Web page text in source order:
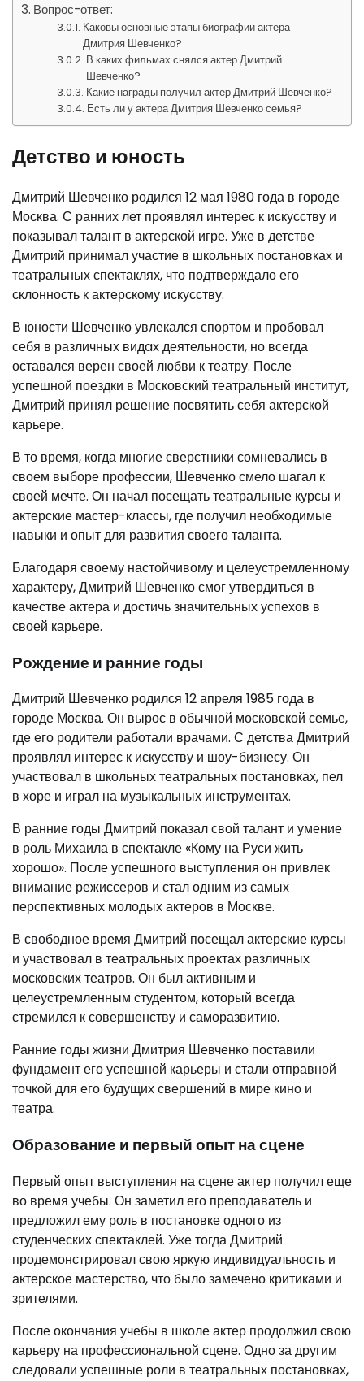
Вопрос-ответ:
Каковы основные этапы биографии актера
Дмитрия Шевченко?
В каких фильмах снялся актер Дмитрий
Шевченко?
Какие награды получил актер Дмитрий Шевченко?
Есть ли у актера Дмитрия Шевченко семья?
Детство и юность
Дмитрий Шевченко родился 12 мая 1980 года в городе
Москва. С ранних лет проявлял интерес к искусству и
показывал талант в актерской игре. Уже в детстве
Дмитрий принимал участие в школьных постановках и
театральных спектаклях, что подтверждало его
склонность к актерскому искусству.
В юности Шевченко увлекался спортом и пробовал
себя в различных видaх деятельности, но всегда
оставался верен своей любви к театру. После
успешной поездки в Московский театральный институт,
Дмитрий принял решение посвятить себя актерской
карьере.
В то время, когда многие сверстники сомневались в
своем выборе профессии, Шевченко смело шагал к
своей мечте. Он начал посещать театральные курсы и
актерские мастер-классы, где получил необходимые
навыки и опыт для развития своего таланта.
Благодаря своему настойчивому и целеустремленному
характеру, Дмитрий Шевченко смог утвердиться в
качестве актера и достичь значительных успехов в
своей карьере.
Рождение и ранние годы
Дмитрий Шевченко родился 12 апреля 1985 года в
городе Москва. Он вырос в обычной московской семье,
где его родители работали врачами. С детства Дмитрий
проявлял интерес к искусству и шоу-бизнесу. Он
участвовал в школьных театральных постановках, пел
в хоре и играл на музыкальных инструментах.
В ранние годы Дмитрий показал свой талант и умение
в роль Михаила в спектакле «Кому на Руси жить
хорошо». После успешного выступления он привлек
внимание режиссеров и стал одним из самых
перспективных молодых актеров в Москве.
В свободное время Дмитрий посещал актерские курсы
и участвовал в театральных проектах различных
московских театров. Он был активным и
целеустремленным студентом, который всегда
стремился к совершенству и саморазвитию.
Ранние годы жизни Дмитрия Шевченко поставили
фундамент его успешной карьеры и стали отправной
точкой для его будущих свершений в мире кино и
театра.
Образование и первый опыт на сцене
Первый опыт выступления на сцене актер получил еще
во время учебы. Он заметил его преподаватель и
предложил ему роль в постановке одного из
студенческих спектаклей. Уже тогда Дмитрий
продемонстрировал свою яркую индивидуальность и
актерское мастерство, что было замечено критиками и
зрителями.
После окончания учебы в школе актер продолжил свою
карьеру на профессиональной сцене. Одно за другим
следовали успешные роли в театральных постановках,